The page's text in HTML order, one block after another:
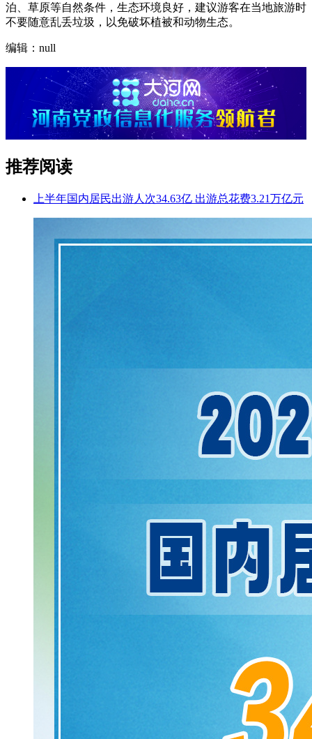
泊、草原等自然条件，生态环境良好，建议游客在当地旅游时
不要随意乱丢垃圾，以免破坏植被和动物生态。
编辑：null
推荐阅读
上半年国内居民出游人次34.63亿 出游总花费3.21万亿元